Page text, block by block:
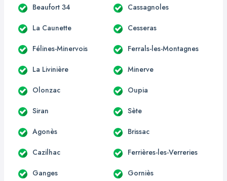
Beaufort 34 Cassagnoles
La Caunette Cesseras
Félines-Minervois Ferrals-les-Montagnes
La Livinière Minerve
Olonzac Oupia
Siran Sète
Agonès Brissac
Cazilhac Ferrières-les-Verreries
Ganges Gorniès